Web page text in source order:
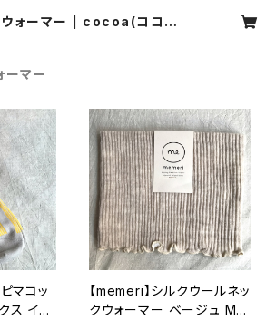
ウォーマー | cocoa(ココア)
ーマー
マコッ
ス イエ
【memeri】シルクウールネッ
クウォーマー ベージュ ME